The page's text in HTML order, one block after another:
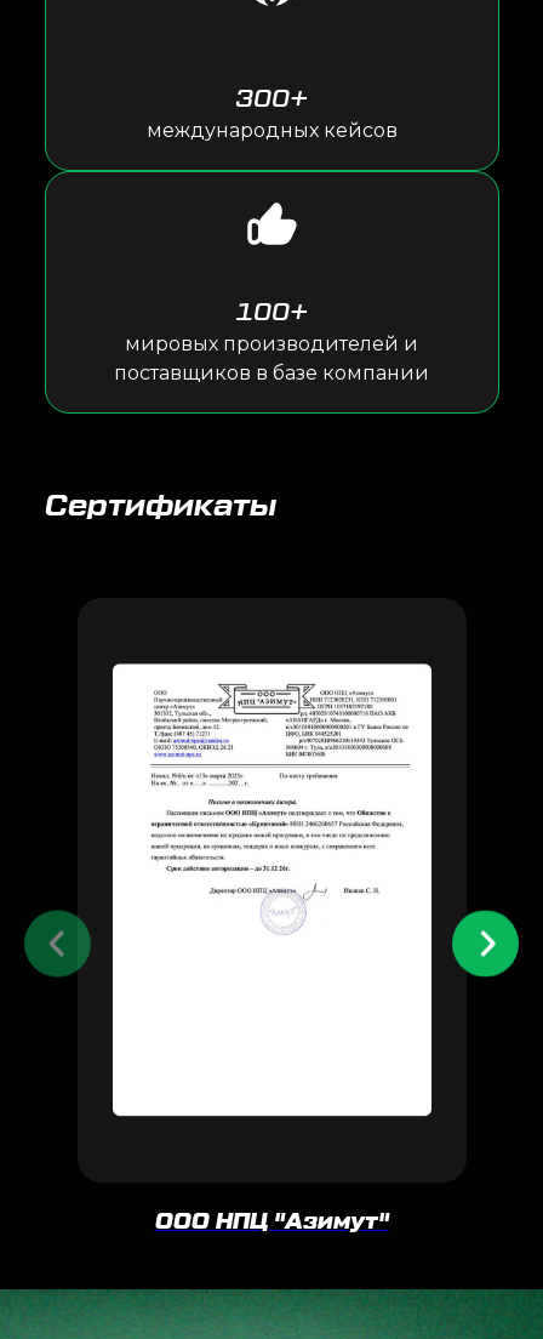
300+
международных кейсов
100+
мировых производителей и
поставщиков в базе компании
Сертификаты
ООО НПЦ "Азимут"